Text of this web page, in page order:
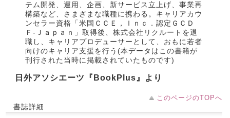
テム開発、運用、企画、新サービス立上げ、事業再
構築など、さまざまな職種に携わる。キャリアカウ
ンセラー資格「米国ＣＣＥ，Ｉｎｃ．認定ＧＣＤ
Ｆ‐Ｊａｐａｎ」取得後、株式会社リクルートを退
職し、キャリアプロデューサーとして、おもに若者
向けのキャリア支援を行う(本データはこの書籍が
刊行された当時に掲載されていたものです)
日外アソシエーツ『BookPlus』より
このページのTOPへ
書誌詳細